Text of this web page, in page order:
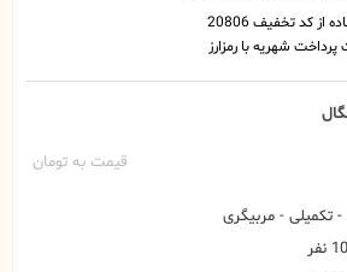
قیمت به تومان
- مربیگری